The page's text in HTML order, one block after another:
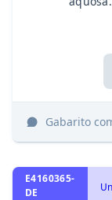
Gabarito
E4160365-
DE